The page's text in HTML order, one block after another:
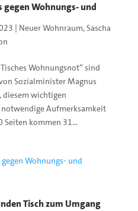
gegen Wohnungs- und
| Neuer Wohnraum,Sascha
Wohnungsnot“ sind
Sozialminister Magnus
diesem wichtigen
Aufmerksamkeit
Seiten kommen 31...
Tisch zum Umgang